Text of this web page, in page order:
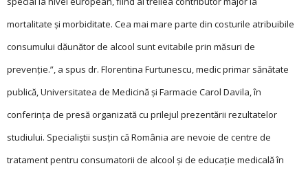
mortalitate și morbiditate. Cea mai mare parte din costurile atribuibile
consumului dăunător de alcool sunt evitabile prin măsuri de
prevenție.”, a spus dr. Florentina Furtunescu, medic primar sănătate
publică, Universitatea de Medicină și Farmacie Carol Davila, în
conferința de presă organizată cu prilejul prezentării rezultatelor
studiului. Specialiștii susțin că România are nevoie de centre de
tratament pentru consumatorii de alcool și de educație medicală în